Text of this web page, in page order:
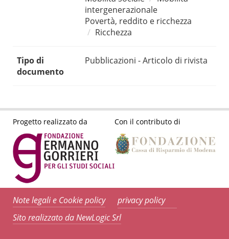
intergenerazionale
Povertà, reddito e ricchezza
Ricchezza
Tipo di
documento
Pubblicazioni - Articolo di rivista
Progetto realizzato da Con il contributo di
Note legali e Cookie policy
privacy policy
Sito realizzato da NewLogic Srl